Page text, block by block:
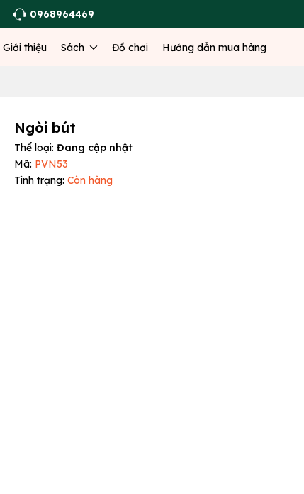
0968964469
Giới thiệu Sách Đồ chơi Hướng dẫn mua hàng
Ngòi bút
Thể loại: Đang cập nhật
Mã: PVN53
Tình trạng: Còn hàng